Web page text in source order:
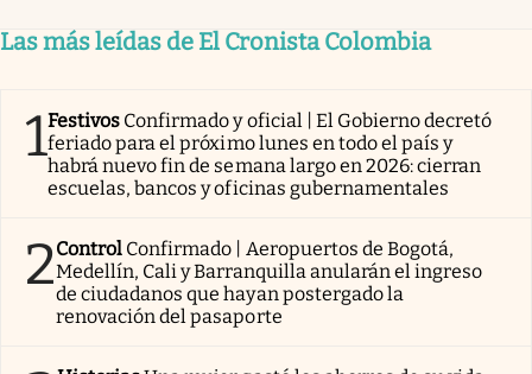
Las más leídas de El Cronista Colombia
1Festivos Confirmado y oficial | El Gobierno decretó
feriado para el próximo lunes en todo el país y
habrá nuevo fin de semana largo en 2026: cierran
escuelas, bancos y oficinas gubernamentales
2Control Confirmado | Aeropuertos de Bogotá,
Medellín, Cali y Barranquilla anularán el ingreso
de ciudadanos que hayan postergado la
renovación del pasaporte